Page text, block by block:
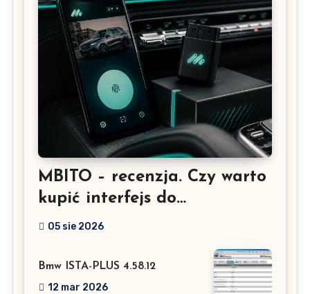
MBITO – recenzja. Czy warto
kupić interfejs do
Mercedesa? Test, opinia i
05 sie 2026
Bmw ISTA-PLUS 4.58.12
12 mar 2026